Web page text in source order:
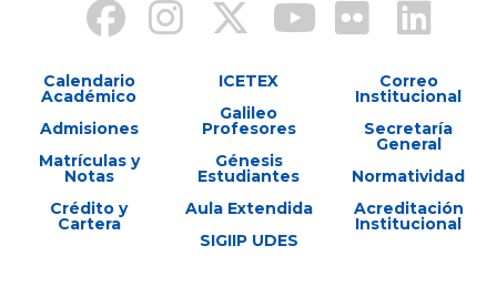
Calendario
Académico
Admisiones
Matrículas y
Notas
Crédito y
Cartera
ICETEX
Galileo
Profesores
Génesis
Estudiantes
Aula Extendida
SIGIIP UDES
Correo
Institucional
Secretaría
General
Normatividad
Acreditación
Institucional